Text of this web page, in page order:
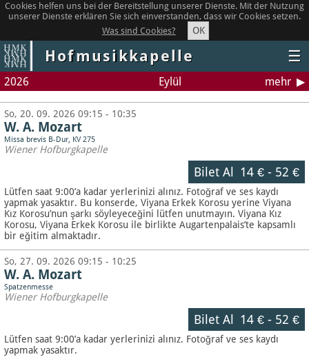
Cookies helfen uns bei der Bereitstellung unserer Dienste. Mit der Nutzung
unserer Dienste erklären Sie sich einverstanden, dass wir Cookies setzen.
Was sind Cookies?
OK
Hofmusikkapelle ☰
2026 Eylül mehr
So, 20. 09. 2026 09:15 - 10:35
W. A. Mozart
Missa brevis B-Dur, KV 275
Wiener Hofburgkapelle
Bilet Al 14 €- 52 €
Lütfen saat 9:00’a kadar yerlerinizi alınız. Fotoğraf ve ses kaydı
yapmak yasaktır. Bu konserde, Viyana Erkek Korosu yerine Viyana
Kız Korosu’nun şarkı söyleyeceğini lütfen unutmayın. Viyana Kız
Korosu, Viyana Erkek Korosu ile birlikte Augartenpalais’te kapsamlı
bir eğitim almaktadır.
So, 27. 09. 2026 09:15 - 10:25
W. A. Mozart
Spatzenmesse
Wiener Hofburgkapelle
Bilet Al 14 €- 52 €
Lütfen saat 9:00’a kadar yerlerinizi alınız. Fotoğraf ve ses kaydı
yapmak yasaktır.